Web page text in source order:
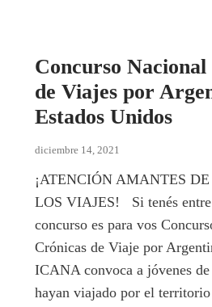
Concurso
de Viajes por
Estados Unidos
diciembre 14, 2021
¡ATENCIÓN AMANTES
LOS VIAJES! Si tenés entre
concurso es para vos
Crónicas de Viaje por
ICANA convoca a jóvenes de
hayan viajado por el